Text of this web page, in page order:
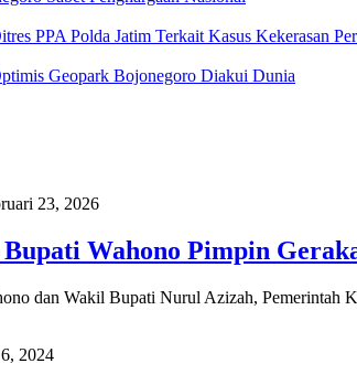
PPA Polda Jatim Terkait Kasus Kekerasan
Geopark Bojonegoro Diakui Dunia
23, 2026
Wahono Pimpin
dan Wakil Bupati Nurul Azizah, Pemerintah
2024